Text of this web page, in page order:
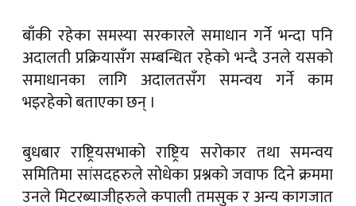
बाँकी रहेका समस्या सरकारले समाधान गर्ने भन्दा पनि
अदालती प्रक्रियासँग सम्बन्धित रहेको भन्दै उनले यसको
समाधानका लागि अदालतसँग समन्वय गर्ने काम
भइरहेको बताएका छन् ।
बुधबार राष्ट्रियसभाको राष्ट्रिय सरोकार तथा समन्वय
समितिमा सांसदहरुले सोधेका प्रश्नको जवाफ दिने क्रममा
उनले मिटरब्याजीहरुले कपाली तमसुक र अन्य कागजात